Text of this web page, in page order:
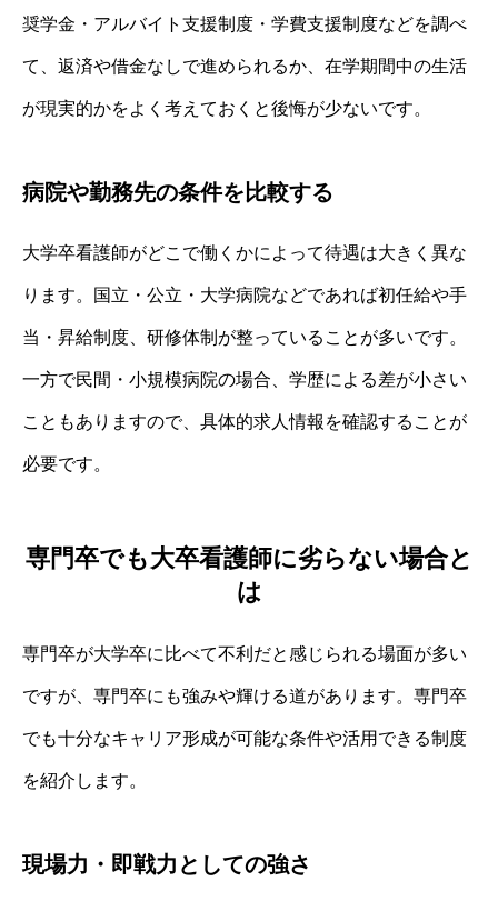
奨学金・アルバイト支援制度・学費支援制度などを調べ
て、返済や借金なしで進められるか、在学期間中の生活
が現実的かをよく考えておくと後悔が少ないです。
病院や勤務先の条件を比較する
大学卒看護師がどこで働くかによって待遇は大きく異な
ります。国立・公立・大学病院などであれば初任給や手
当・昇給制度、研修体制が整っていることが多いです。
一方で民間・小規模病院の場合、学歴による差が小さい
こともありますので、具体的求人情報を確認することが
必要です。
専門卒でも大卒看護師に劣らない場合と
は
専門卒が大学卒に比べて不利だと感じられる場面が多い
ですが、専門卒にも強みや輝ける道があります。専門卒
でも十分なキャリア形成が可能な条件や活用できる制度
を紹介します。
現場力・即戦力としての強さ